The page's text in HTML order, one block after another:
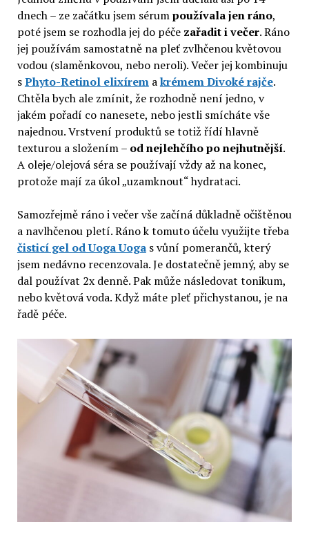
dnech – ze začátku jsem sérumpoužívala jen ráno,
poté jsem se rozhodla jej do péče zařadit i večer. Ráno
jej používám samostatně na pleť zvlhčenou květovou
vodou (slaměnkovou, nebo neroli). Večer jej kombinuju
sPhyto-Retinol elixíremakrémem Divoké rajče.
Chtěla bych ale zmínit, že rozhodně není jedno, v
jakém pořadí co nanesete, nebo jestli smícháte vše
najednou. Vrstvení produktů se totiž řídí hlavně
texturou a složením – od nejlehčího po nejhutnější.
A oleje/olejová séra se používají vždy až na konec,
protože mají za úkol „uzamknout“ hydrataci.
Samozřejmě ráno i večer vše začíná důkladně očištěnou
a navlhčenou pletí. Ráno k tomuto účelu využijte třeba
čisticí gel od Uoga Uogas vůní pomerančů, který
jsem nedávno recenzovala. Je dostatečně jemný, aby se
dal používat 2x denně. Pak může následovat tonikum,
nebo květová voda. Když máte pleť přichystanou, je na
řadě péče.